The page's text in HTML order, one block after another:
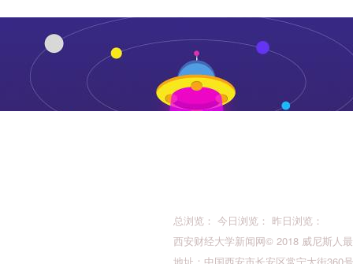
总浏览： 今日浏览： 昨日浏览：
西安财经大学新闻网© 2018 威尼斯人